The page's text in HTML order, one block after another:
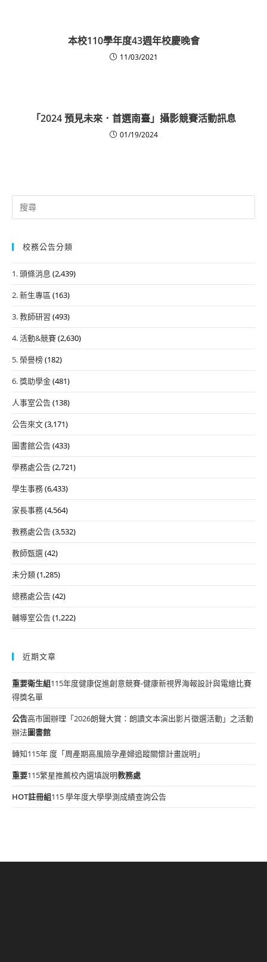
本校110學年度43週年校慶晚會
11/03/2021
「2024 預見未來．首選南臺」攝影競賽活動訊息
01/19/2024
Search
for:
校務公告分類
1. 頭條消息 (2,439)
2. 新生專區 (163)
3. 教師研習 (493)
4. 活動&競賽(2,630)
5. 榮譽榜(182)
6. 獎助學金(481)
人事室公告(138)
公告來文(3,171)
圖書館公告(433)
學務處公告(2,721)
學生事務(6,433)
家長事務(4,564)
教務處公告(3,532)
教師甄選(42)
未分類(1,285)
總務處公告(42)
輔導室公告(1,222)
近期文章
重要衛生組115年度健康促進創意競賽-健康新視界海報設計與電繪比賽
得獎名單
公告高市圖辦理「2026朗聲大賞：朗讀文本演出影片徵選活動」之活動
辦法圖書館
轉知115年 度「周產期高風險孕產婦追蹤關懷計畫說明」
重要115繁星推薦校內選填說明教務處
HOT註冊組115 學年度大學學測成績查詢公告